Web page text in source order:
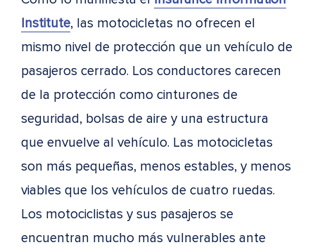
Institute, las motocicletas no ofrecen el
mismo nivel de protección que un vehículo de
pasajeros cerrado. Los conductores carecen
de la protección como cinturones de
seguridad, bolsas de aire y una estructura
que envuelve al vehículo. Las motocicletas
son más pequeñas, menos estables, y menos
viables que los vehículos de cuatro ruedas.
Los motociclistas y sus pasajeros se
encuentran mucho más vulnerables ante